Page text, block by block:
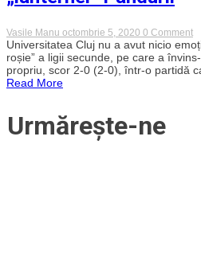
Vasile Manu octombrie 5, 2020 0 Commenton
Universitatea Cluj nu a avut nicio
roșie” a ligii secunde, pe care a
propriu, scor 2-0 (2-0), într-o partidă
Read More
Urmărește-ne